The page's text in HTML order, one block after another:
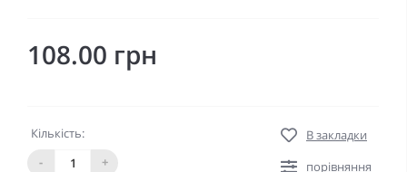
108.00 грн
Кількість:
-
+
В закладки
порівняння